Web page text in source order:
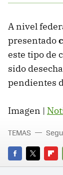
A nivel
presentado
este tipo de
sido
pendientes
Imagen |
FACEBOOK
TWITTER
TEMAS